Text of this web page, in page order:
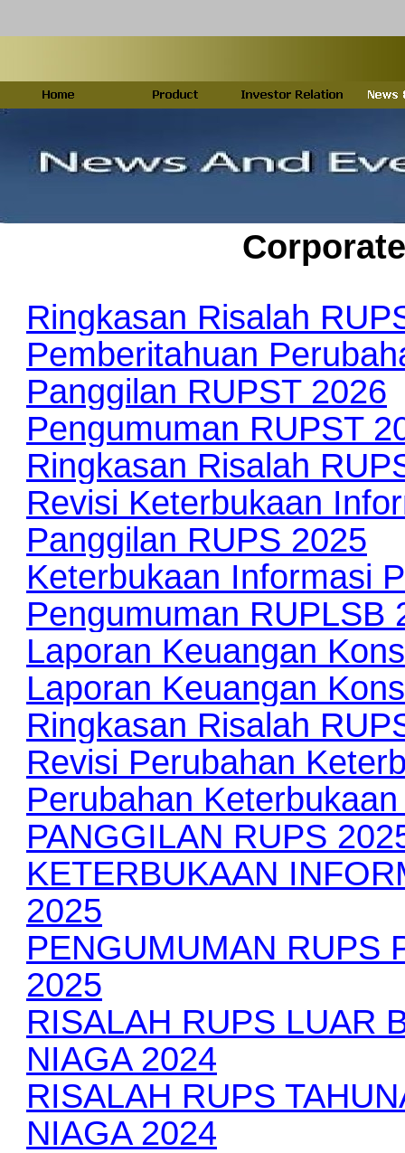
Ringkasan Risalah
Pemberitahuan
Panggilan RUPST 2026
Pengumuman RUPST
Ringkasan Risalah
Revisi Keterbukaan
Panggilan RUPS 2025
Keterbukaan Informasi
Pengumuman RUPLSB
Laporan Keuangan
Laporan Keuangan
Ringkasan Risalah
Revisi Perubahan
Perubahan
PANGGILAN RUPS
KETERBUKAAN
2025
PENGUMUMAN RUPS
2025
RISALAH RUPS LUAR
NIAGA 2024
RISALAH RUPS
NIAGA 2024